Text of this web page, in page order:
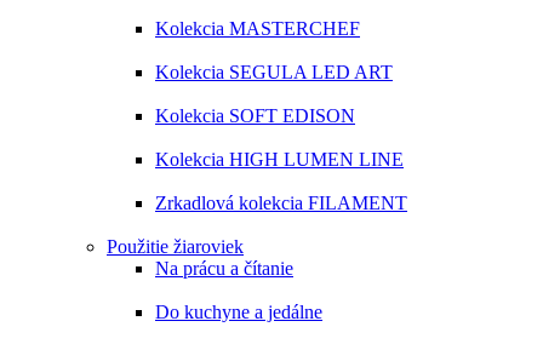
Kolekcia MASTERCHEF
Kolekcia SEGULA LED ART
Kolekcia SOFT EDISON
Kolekcia HIGH LUMEN LINE
Zrkadlová kolekcia FILAMENT
Použitie žiaroviek
Na prácu a čítanie
Do kuchyne a jedálne